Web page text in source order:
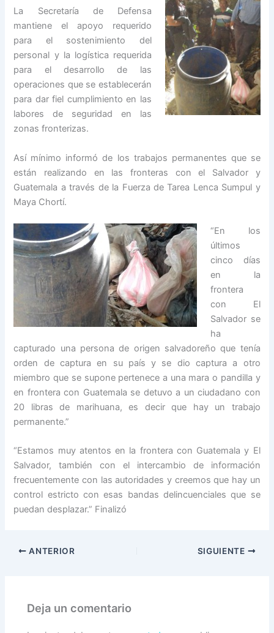
La Secretaría de Defensa
mantiene el apoyo requerido
para el sostenimiento del
personal y la logística requerida
para el desarrollo de las
operaciones que se establecerán
para dar fiel cumplimiento en las
labores de seguridad en las
zonas fronterizas.
Así mínimo informó de los trabajos permanentes que se
están realizando en las fronteras con el Salvador y
Guatemala a través de la Fuerza de Tarea Lenca Sumpul y
Maya Chortí.
“En los
últimos
cinco días
en la
frontera
con El
Salvador se
ha
capturado una persona de origen salvadoreño que tenía
orden de captura en su país y se dio captura a otro
miembro que se supone pertenece a una mara o pandilla y
en frontera con Guatemala se detuvo a un ciudadano con
20 libras de marihuana, es decir que hay un trabajo
permanente.”
“Estamos muy atentos en la frontera con Guatemala y El
Salvador, también con el intercambio de información
frecuentemente con las autoridades y creemos que hay un
control estricto con esas bandas delincuenciales que se
puedan desplazar.” Finalizó
ANTERIOR SIGUIENTE
Deja un comentario